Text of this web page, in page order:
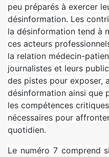
peu préparés à exercer
désinformation. Les
la désinformation tend à
ces acteurs
la relation médecin-
journalistes et leurs
des pistes pour exposer,
désinformation ainsi que
les compétences
nécessaires pour
quotidien.
Le numéro 7 comprend